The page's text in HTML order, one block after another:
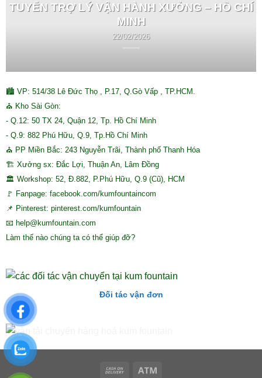
TUYỂN TRỢ LÝ VẬN HÀNH XƯỞNG – HỒ CHÍ
MINH
22/02/2026
🏙 VP: 514/38 Lê Đức Thọ , P.17, Q.Gò Vấp , TP.HCM.
⛪ Kho Sài Gòn:
- Q.12: 50 TX 24, Quận 12, Tp. Hồ Chí Minh
- Q.9: 882 Phú Hữu, Q.9, Tp.Hồ Chí Minh
⛪ PP Miền Bắc: 243 Nguyễn Trãi, Thành phố Thanh Hóa
🏗 Xưởng sx: Đắc Lợi, Thuận An, Lâm Đồng
🏛 Workshop: 52, Đ.882, P.Phú Hữu, Q.9 (Cũ), HCM
🚩 Fanpage: facebook.com/kumfountaincom
📌 Pinterest: pinterest.com/kumfountain
📧 help@kumfountain.com
Làm thế nào chúng ta có thể giúp đỡ?
Đối tác vận đơn